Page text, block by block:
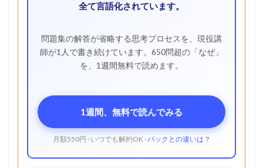
全て言語化されています。
問題集の解答が省略する思考プロセスを、現役講
師が1人で書き続けています。650問超の「なぜ」
を、1週間無料で読めます。
1週間、無料で読んでみる
月額550円 · いつでも解約OK ·パックとの違いは？